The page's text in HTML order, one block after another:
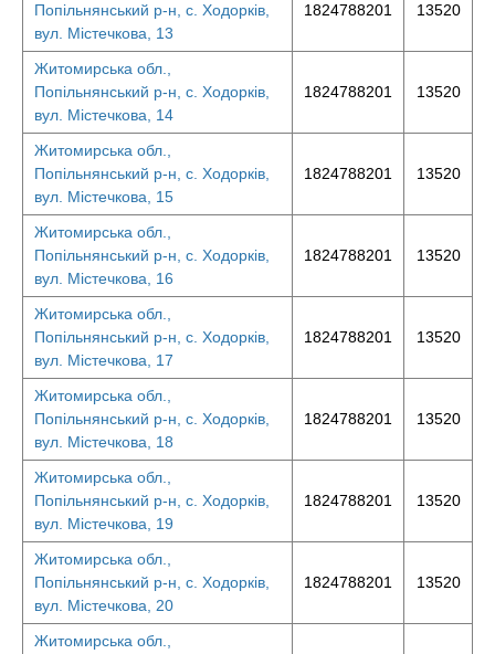
Попільнянський р-н, с. Ходорків,
вул. Містечкова, 13
1824788201 13520
Житомирська обл.,
Попільнянський р-н, с. Ходорків,
вул. Містечкова, 14
1824788201 13520
Житомирська обл.,
Попільнянський р-н, с. Ходорків,
вул. Містечкова, 15
1824788201 13520
Житомирська обл.,
Попільнянський р-н, с. Ходорків,
вул. Містечкова, 16
1824788201 13520
Житомирська обл.,
Попільнянський р-н, с. Ходорків,
вул. Містечкова, 17
1824788201 13520
Житомирська обл.,
Попільнянський р-н, с. Ходорків,
вул. Містечкова, 18
1824788201 13520
Житомирська обл.,
Попільнянський р-н, с. Ходорків,
вул. Містечкова, 19
1824788201 13520
Житомирська обл.,
Попільнянський р-н, с. Ходорків,
вул. Містечкова, 20
1824788201 13520
Житомирська обл.,